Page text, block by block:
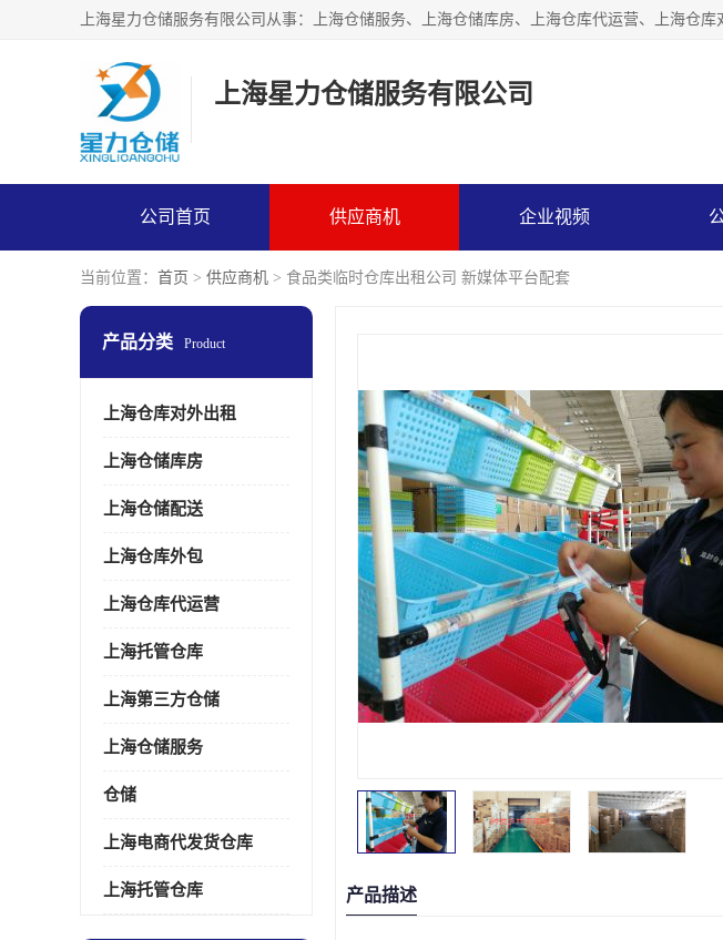
上海星力仓储服务有限公司
公司首页 供应商机 企业视频
当前位置： 首页 > 供应商机 > 食品类临时仓库出租公司 新媒体平台配套
产品分类 Product
上海仓库对外出租
上海仓储库房
上海仓储配送
上海仓库外包
上海仓库代运营
上海托管仓库
上海第三方仓储
上海仓储服务
仓储
上海电商代发货仓库
上海托管仓库 产品描述